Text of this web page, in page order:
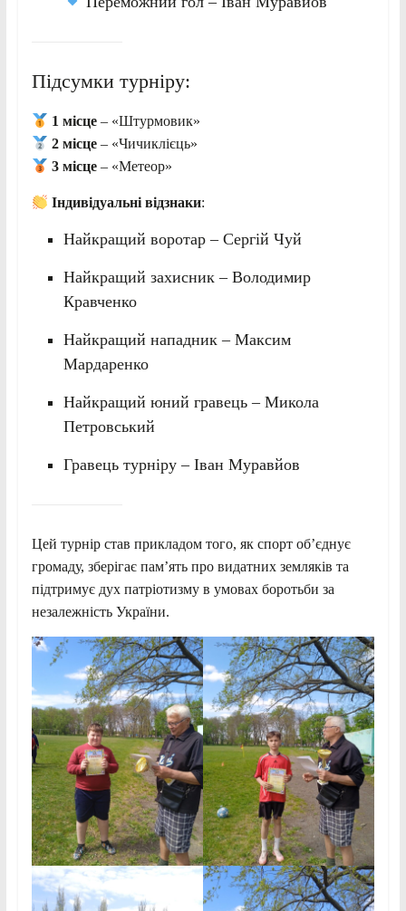
Підсумки турніру:
1 місце– «Штурмовик»
2 місце– «Чичиклієць»
3 місце– «Метеор»
Індивідуальні відзнаки:
Найкращий воротар – Сергій Чуй
Найкращий захисник – Володимир
Кравченко
Найкращий нападник – Максим
Мардаренко
Найкращий юний гравець – Микола
Петровський
Гравець турніру – Іван Муравйов
Цей турнір став прикладом того, як спорт об’єднує
громаду, зберігає пам’ять про видатних земляків та
підтримує дух патріотизму в умовах боротьби за
незалежність України.